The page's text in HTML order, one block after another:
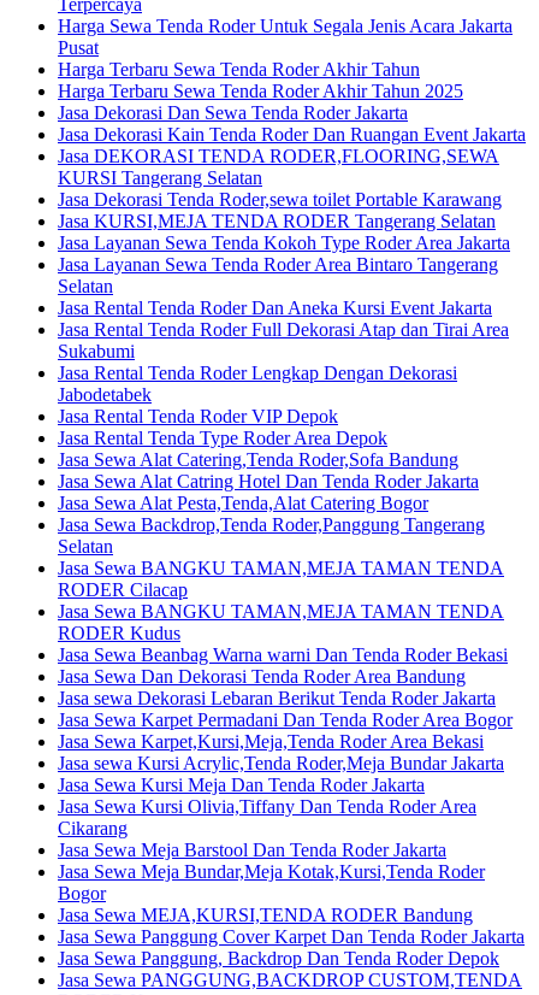
Terpercaya
Harga Sewa Tenda Roder Untuk Segala Jenis Acara Jakarta
Pusat
Harga Terbaru Sewa Tenda Roder Akhir Tahun
Harga Terbaru Sewa Tenda Roder Akhir Tahun 2025
Jasa Dekorasi Dan Sewa Tenda Roder Jakarta
Jasa Dekorasi Kain Tenda Roder Dan Ruangan Event Jakarta
Jasa DEKORASI TENDA RODER,FLOORING,SEWA
KURSI Tangerang Selatan
Jasa Dekorasi Tenda Roder,sewa toilet Portable Karawang
Jasa KURSI,MEJA TENDA RODER Tangerang Selatan
Jasa Layanan Sewa Tenda Kokoh Type Roder Area Jakarta
Jasa Layanan Sewa Tenda Roder Area Bintaro Tangerang
Selatan
Jasa Rental Tenda Roder Dan Aneka Kursi Event Jakarta
Jasa Rental Tenda Roder Full Dekorasi Atap dan Tirai Area
Sukabumi
Jasa Rental Tenda Roder Lengkap Dengan Dekorasi
Jabodetabek
Jasa Rental Tenda Roder VIP Depok
Jasa Rental Tenda Type Roder Area Depok
Jasa Sewa Alat Catering,Tenda Roder,Sofa Bandung
Jasa Sewa Alat Catring Hotel Dan Tenda Roder Jakarta
Jasa Sewa Alat Pesta,Tenda,Alat Catering Bogor
Jasa Sewa Backdrop,Tenda Roder,Panggung Tangerang
Selatan
Jasa Sewa BANGKU TAMAN,MEJA TAMAN TENDA
RODER Cilacap
Jasa Sewa BANGKU TAMAN,MEJA TAMAN TENDA
RODER Kudus
Jasa Sewa Beanbag Warna warni Dan Tenda Roder Bekasi
Jasa Sewa Dan Dekorasi Tenda Roder Area Bandung
Jasa sewa Dekorasi Lebaran Berikut Tenda Roder Jakarta
Jasa Sewa Karpet Permadani Dan Tenda Roder Area Bogor
Jasa Sewa Karpet,Kursi,Meja,Tenda Roder Area Bekasi
Jasa sewa Kursi Acrylic,Tenda Roder,Meja Bundar Jakarta
Jasa Sewa Kursi Meja Dan Tenda Roder Jakarta
Jasa Sewa Kursi Olivia,Tiffany Dan Tenda Roder Area
Cikarang
Jasa Sewa Meja Barstool Dan Tenda Roder Jakarta
Jasa Sewa Meja Bundar,Meja Kotak,Kursi,Tenda Roder
Bogor
Jasa Sewa MEJA,KURSI,TENDA RODER Bandung
Jasa Sewa Panggung Cover Karpet Dan Tenda Roder Jakarta
Jasa Sewa Panggung, Backdrop Dan Tenda Roder Depok
Jasa Sewa PANGGUNG,BACKDROP CUSTOM,TENDA